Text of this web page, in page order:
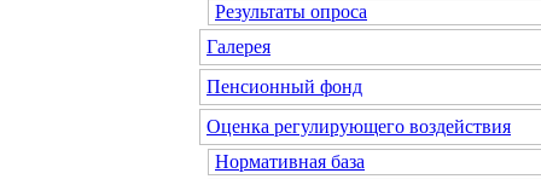
Результаты опроса
Галерея
Пенсионный фонд
Оценка регулирующего воздействия
Нормативная база